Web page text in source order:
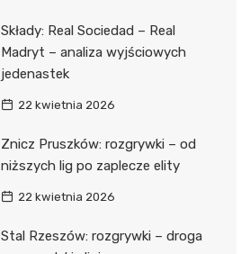
Składy: Real Sociedad – Real
Madryt – analiza wyjściowych
jedenastek
22 kwietnia 2026
Znicz Pruszków: rozgrywki – od
niższych lig po zaplecze elity
22 kwietnia 2026
Stal Rzeszów: rozgrywki – droga